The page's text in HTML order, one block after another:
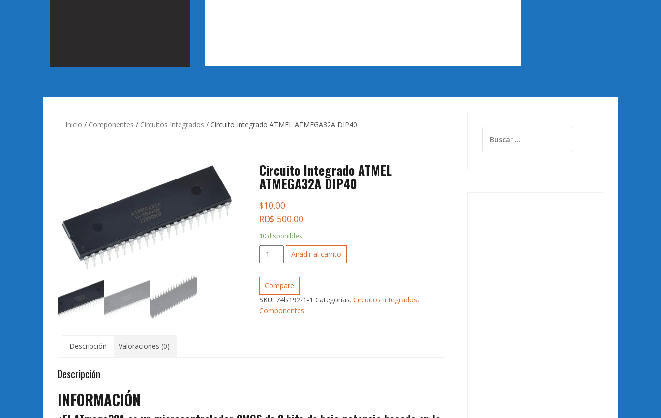
Inicio / Componentes / Circuitos Integrados / Circuito Integrado ATMEL ATMEGA32A DIP40
Circuito Integrado ATMEL
ATMEGA32A DIP40
$10.00
RD$ 500.00
10 disponibles
Circuito
Integrado
ATMEGA32A
DIP40
cantidad
Añadir al carrito
Compare
SKU: 74ls192-1-1 Categorías: Circuitos Integrados,
Componentes
Descripción Valoraciones (0)
Descripción
INFORMACIÓN